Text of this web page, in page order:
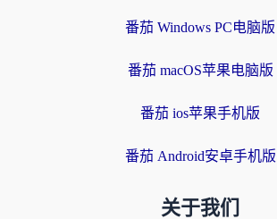
番茄 Windows PC电脑版
番茄 macOS苹果电脑版
番茄 ios苹果手机版
番茄 Android安卓手机版
关于我们